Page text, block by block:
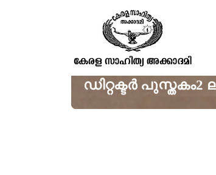
ഡിറ്റക്ടര്‍ പുസ്തകം2